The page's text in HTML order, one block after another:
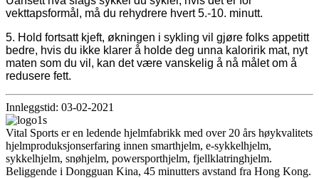
vekttapsformål, må du rehydrere hvert 5.-10. minutt.
5. Hold fortsatt kjeft, økningen i sykling vil gjøre folks appetitt
bedre, hvis du ikke klarer å holde deg unna kaloririk mat, nyt
maten som du vil, kan det være vanskelig å nå målet om å
redusere fett.
Innleggstid: 03-02-2021
Vital Sports er en ledende hjelmfabrikk med over 20 års høykvalitets
hjelmproduksjonserfaring innen smarthjelm, e-sykkelhjelm,
sykkelhjelm, snøhjelm, powersporthjelm, fjellklatringhjelm.
Beliggende i Dongguan Kina, 45 minutters avstand fra Hong Kong.